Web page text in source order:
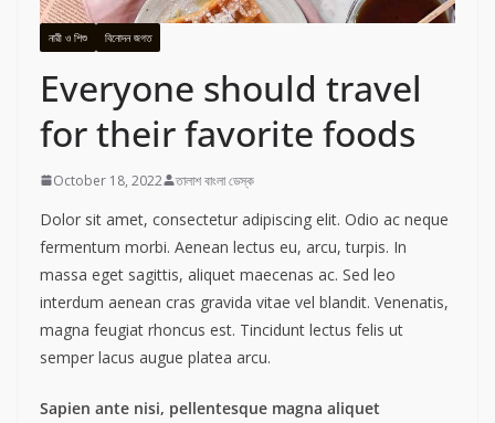
নারী ও শিশু বিনোদন জগত
Everyone should travel
for their favorite foods
October 18, 2022 তালাশ বাংলা ডেস্ক
Dolor sit amet, consectetur adipiscing elit. Odio ac neque
fermentum morbi. Aenean lectus eu, arcu, turpis. In
massa eget sagittis, aliquet maecenas ac. Sed leo
interdum aenean cras gravida vitae vel blandit. Venenatis,
magna feugiat rhoncus est. Tincidunt lectus felis ut
semper lacus augue platea arcu.
Sapien ante nisi, pellentesque magna aliquet